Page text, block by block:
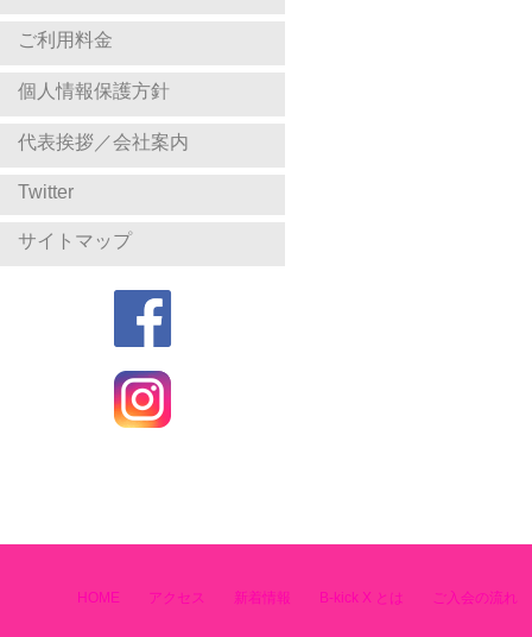
ご利用料金
個人情報保護方針
代表挨拶／会社案内
Twitter
サイトマップ
HOME アクセス 新着情報 B-kick X とは ご入会の流れ